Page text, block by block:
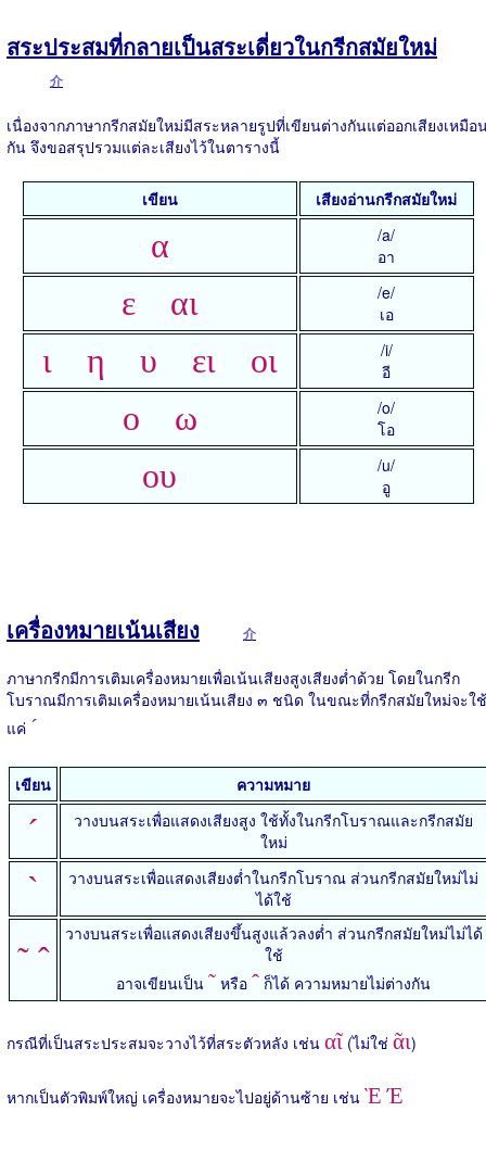
สระประสมที่กลายเป็นสระเดี่ยวในกรีกสมัยใหม่
介
เนื่องจากภาษากรีกสมัยใหม่มีสระหลายรูปที่เขียนต่างกันแต่ออกเสียงเหมือ
กัน จึงขอสรุปรวมแต่ละเสียงไว้ในตารางนี้
เขียน เสียงอ่านกรีกสมัยใหม่
α
/a/
อา
ε αι
/e/
เอ
ι η υ ει οι
/i/
อี
ο ω
/o/
โอ
ου
/u/
อู
เครื่องหมายเน้นเสียง 介
ภาษากรีกมีการเติมเครื่องหมายเพื่อเน้นเสียงสูงเสียงต่ำด้วย โดยในกรีก
โบราณมีการเติมเครื่องหมายเน้นเสียง ๓ ชนิด ในขณะที่กรีกสมัยใหม่จะใช้
แค่ ´
เขียน ความหมาย
´
วางบนสระเพื่อแสดงเสียงสูง ใช้ทั้งในกรีกโบราณและกรีกสมัย
ใหม่
`
วางบนสระเพื่อแสดงเสียงต่ำในกรีกโบราณ ส่วนกรีกสมัยใหม่ไม่
ได้ใช้
˜ ˆ
วางบนสระเพื่อแสดงเสียงขึ้นสูงแล้วลงต่ำ ส่วนกรีกสมัยใหม่ไม่ได้
ใช้
อาจเขียนเป็น ˜ หรือ ˆ ก็ได้ ความหมายไม่ต่างกัน
กรณีที่เป็นสระประสมจะวางไว้ที่สระตัวหลัง เช่น αῖ (ไม่ใช่ ᾶι)
หากเป็นตัวพิมพ์ใหญ่ เครื่องหมายจะไปอยู่ด้านซ้าย เช่น Ὲ Έ